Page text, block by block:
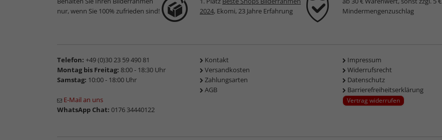
nur, wenn Sie 100% zufrieden sind!
2024, Ekomi, 23 Jahre Erfahrung
Mindermengenzuschlag
Telefon: +49 (0)30 23 59 490 81
Montag bis Freitag: 8:00 - 18:30 Uhr
Samstag: 10:00 - 18:00 Uhr
E-Mail an uns
WhatsApp Chat: 0176 34440122
Kontakt
Versandkosten
Zahlungsarten
AGB
Impressum
Widerrufsrecht
Datenschutz
Barrierefreiheitserklärung
Vertrag widerrufen